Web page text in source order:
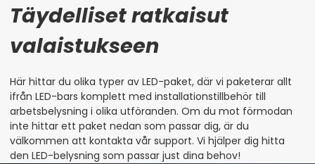
Täydelliset ratkaisut
valaistukseen
Här hittar du olika typer av LED-paket, där vi paketerar allt
ifrån LED-bars komplett med installationstillbehör till
arbetsbelysning i olika utföranden. Om du mot förmodan
inte hittar ett paket nedan som passar dig, är du
välkommen att kontakta vår support. Vi hjälper dig hitta
den LED-belysning som passar just dina behov!